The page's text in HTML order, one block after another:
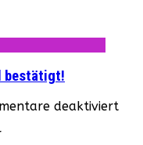
bestätigt!
deaktiviertfür